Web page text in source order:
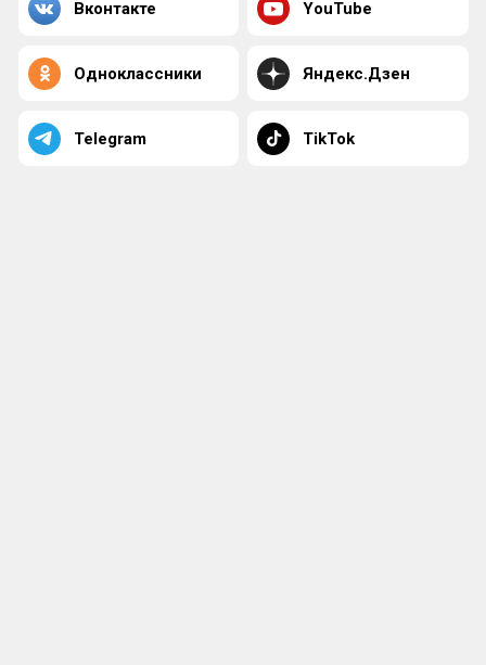
Вконтакте YouTube
Одноклассники Яндекс.Дзен
Telegram TikTok